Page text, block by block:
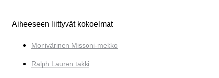
Aiheeseen liittyvät kokoelmat
Monivärinen Missoni-mekko
Ralph Lauren takki